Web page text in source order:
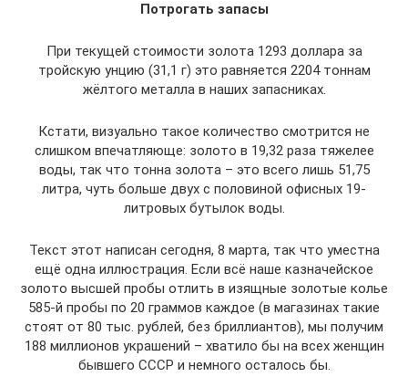
Потрогать запасы
При текущей стоимости золота 1293 доллара за
тройскую унцию (31,1 г) это равняется 2204 тоннам
жёлтого металла в наших запасниках.
Кстати, визуально такое количество смотрится не
слишком впечатляюще: золото в 19,32 раза тяжелее
воды, так что тонна золота – это всего лишь 51,75
литра, чуть больше двух с половиной офисных 19-
литровых бутылок воды.
Текст этот написан сегодня, 8 марта, так что уместна
ещё одна иллюстрация. Если всё наше казначейское
золото высшей пробы отлить в изящные золотые колье
585-й пробы по 20 граммов каждое (в магазинах такие
стоят от 80 тыс. рублей, без бриллиантов), мы получим
188 миллионов украшений – хватило бы на всех женщин
бывшего СССР и немного осталось бы.